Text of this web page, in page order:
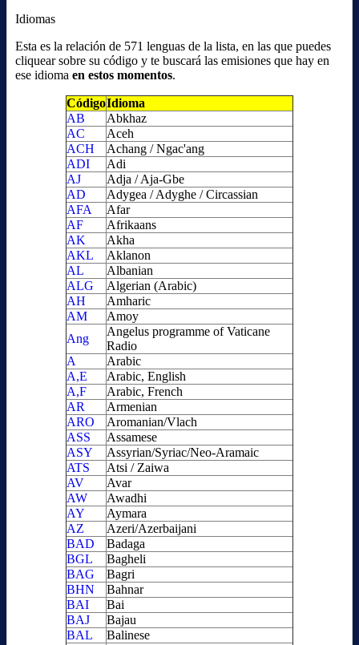
Idiomas
Esta es la relación de 571 lenguas de la lista, en las que puedes
cliquear sobre su código y te buscará las emisiones que hay en
ese idioma en estos momentos.
CódigoIdioma
AB
Abkhaz
AC
Aceh
ACH
Achang / Ngac'ang
ADI
Adi
AJ
Adja / Aja-Gbe
AD
Adygea / Adyghe / Circassian
AFA
Afar
AF
Afrikaans
AK
Akha
AKL
Aklanon
AL
Albanian
ALG
Algerian (Arabic)
AH
Amharic
AM
Amoy
Ang
Angelus programme of Vaticane
Radio
A
Arabic
A,E
Arabic, English
A,F
Arabic, French
AR
Armenian
ARO
Aromanian/Vlach
ASS
Assamese
ASY
Assyrian/Syriac/Neo-Aramaic
ATS
Atsi / Zaiwa
AV
Avar
AW
Awadhi
AY
Aymara
AZ
Azeri/Azerbaijani
BAD
Badaga
BGL
Bagheli
BAG
Bagri
BHN
Bahnar
BAI
Bai
BAJ
Bajau
BAL
Balinese